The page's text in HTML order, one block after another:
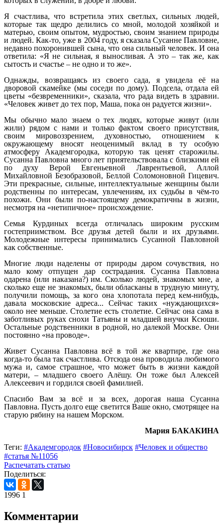
Я счастлива, что встретила этих светлых, сильных людей,
которые так щедро делились со мной, молодой хозяйкой и
матерью, своим опытом, мудростью, своим знанием природы
и людей. Как-то, уже в 2004 году, я сказала Сусанне Павловне,
недавно похоронившей сына, что она сильный человек. И она
ответила: «Я не сильная, я выносливая. А это – так же, как
сытость и счастье – не одно и то же».
Однажды, возвращаясь из своего сада, я увидела её на
дворовой скамейке (мы соседи по дому). Подсела, отдала ей
цветы «безвременники», сказала, что рада видеть в здравии.
«Человек живет до тех пор, Маша, пока он радуется жизни».
Мы обычно мало знаем о тех людях, которые живут (или
жили) рядом с нами и только фактом своего присутствия,
своим мировоззрением, духовностью, отношением к
окружающему вносят неоценимый вклад в ту особую
атмосферу Академгородка, которую так ценят старожилы.
Сусанна Павловна много лет приятельствовала с близкими ей
по духу Верой Евгеньевной Лаврентьевой, Аллой
Михайловной Безобразовой, Беллой Соломоновной Гицевич.
Эти прекрасные, сильные, интеллектуальные женщины были
родственны по интересам, увлечениям, их судьбы в чём-то
похожи. Они были по-настоящему демократичны в жизни,
несмотря на «нетипичное» происхождение.
Семья Курдиных всегда отличалась широким русским
гостеприимством. Все друзья детей были и их друзьями.
Молодежные интересы принимались Сусанной Павловной
как собственные.
Многие люди наделены от природы даром сочувствия, но
мало кому отпущен дар сострадания. Сусанна Павловна
одарена (или наказана?) им. Сколько людей, знакомых мне, а
сколько еще не знакомых, были обласканы в трудную минуту,
получили помощь, за кого она хлопотала перед кем-нибудь,
давала московские адреса... Сейчас таких «нуждающихся»
около нее меньше. Столетие есть столетие. Сейчас она сама в
заботливых руках снохи Татьяны и младшей внучки Ксюши.
Остальные родственники в родной, но далекой Москве. Они
постоянно «на проводе».
Живет Сусанна Павловна всё в той же квартире, где она
когда-то была так счастлива. Отсюда она проводила любимого
мужа и, самое страшное, что может быть в жизни каждой
матери, – младшего своего Алёшу. Он тоже был Алексей
Алексеевич и гордился своей фамилией.
Спасибо Вам за всё и за всех, дорогая наша Сусанна
Павловна. Пусть долго еще светится Ваше окно, смотрящее на
старую рябину на нашем Морском.
Мария БАКАКИНА
Теги: #Академгородок #Новосибирск #Человек и общество
#статья №11056
Распечатать статью
Поделиться:
1996 1
Комментарии